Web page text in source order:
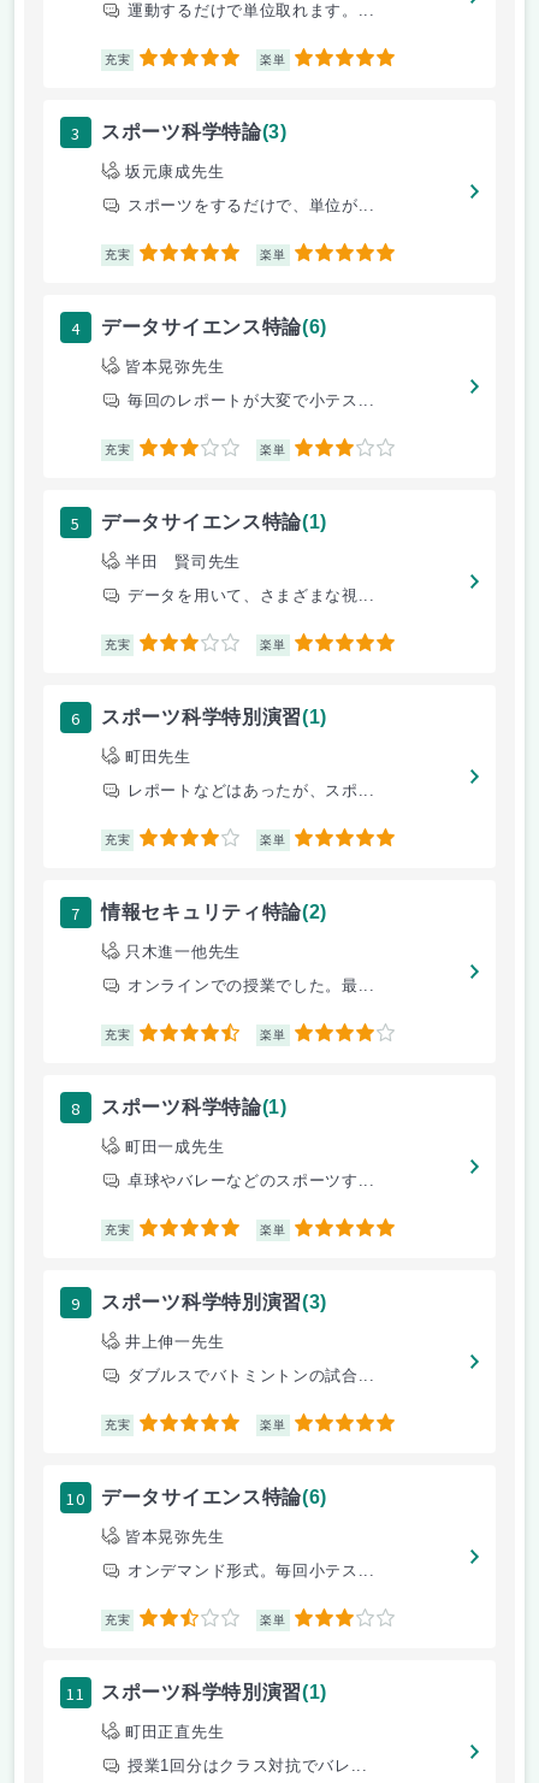
運動するだけで単位取れます。...
充実 5 楽単 5
3 スポーツ科学特論(3)
坂元康成先生
スポーツをするだけで、単位が...
充実 5 楽単 5
4 データサイエンス特論(6)
皆本晃弥先生
毎回のレポートが大変で小テス...
充実 3 楽単 3
5 データサイエンス特論(1)
半田 賢司先生
データを用いて、さまざまな視...
充実 3 楽単 5
6 スポーツ科学特別演習(1)
町田先生
レポートなどはあったが、スポ...
充実 4 楽単 5
7 情報セキュリティ特論(2)
只木進一他先生
オンラインでの授業でした。最...
充実 4.5 楽単 4
8 スポーツ科学特論(1)
町田一成先生
卓球やバレーなどのスポーツす...
充実 5 楽単 5
9 スポーツ科学特別演習(3)
井上伸一先生
ダブルスでバトミントンの試合...
充実 5 楽単 5
10 データサイエンス特論(6)
皆本晃弥先生
オンデマンド形式。毎回小テス...
充実 2.5 楽単 3
11 スポーツ科学特別演習(1)
町田正直先生
授業1回分はクラス対抗でバレ...